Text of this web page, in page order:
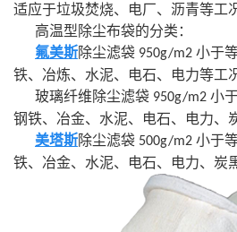
适应于垃圾焚烧、电厂、沥青等工
高温型除尘布袋的分类：
氟美斯除尘滤袋 950g/m2 小于
铁、冶炼、水泥、电石、电力等工
玻璃纤维除尘滤袋 950g/m2 小
钢铁、冶金、水泥、电石、电力、
美塔斯除尘滤袋 500g/m2 小于
铁、冶金、水泥、电石、电力、炭